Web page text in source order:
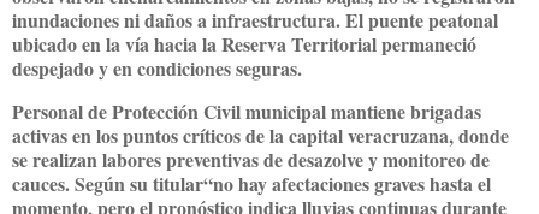
inundaciones ni daños a infraestructura. El puente peatonal
ubicado en la vía hacia la Reserva Territorial permaneció
despejado y en condiciones seguras.
Personal de Protección Civil municipal mantiene brigadas
activas en los puntos críticos de la capital veracruzana, donde
se realizan labores preventivas de desazolve y monitoreo de
cauces. Según su titular“no hay afectaciones graves hasta el
momento, pero el pronóstico indica lluvias continuas durante